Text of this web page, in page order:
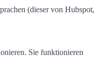
(dieser von Hubspot,
Sie funktionieren